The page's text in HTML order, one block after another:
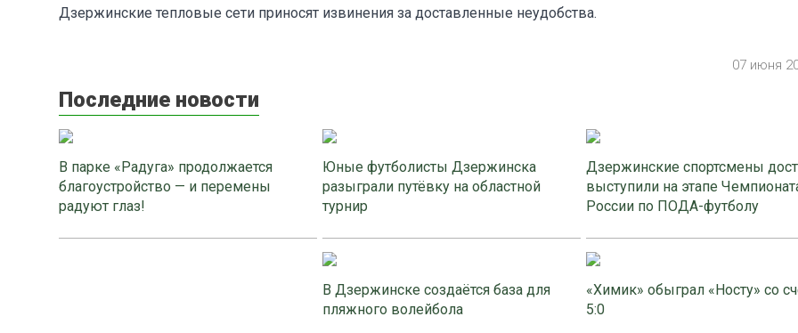
Дзержинские тепловые сети приносят извинения за доставленные неудобства.
07 июня
Последние новости
В парке «Радуга» продолжается
благоустройство — и перемены
радуют глаз!
Юные футболисты Дзержинска
разыграли путёвку на областной
турнир
Дзержинские спортсмены
выступили на этапе
России по ПОДА-футболу
В Дзержинске создаётся база для
пляжного волейбола
«Химик» обыграл «Носту» со
5:0